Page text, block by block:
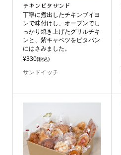
チキンピタサンド
丁寧に煮出したチキンブイヨ
ンで味付けし、オーブンでし
っかり焼き上げたグリルチキ
ンと、紫キャベツをピタパン
にはさみました。
¥330(税込)
サンドイッチ